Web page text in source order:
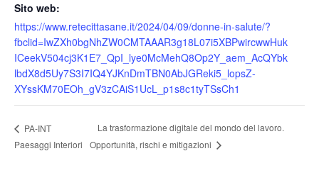
Sito web:
https://www.retecittasane.it/2024/04/09/donne-in-salute/?
fbclid=IwZXh0bgNhZW0CMTAAAR3g18L07i5XBPwircwwHuk
ICeekV504cj3K1E7_QpI_lye0McMehQ8Op2Y_aem_AcQYbk
lbdX8d5Uy7S3I7IQ4YJKnDmTBN0AbJGReki5_lopsZ-
XYssKM70EOh_gV3zCAiS1UcL_p1s8c1tyTSsCh1
PA-INT
Paesaggi Interiori
La trasformazione digitale del mondo del lavoro.
Opportunità, rischi e mitigazioni